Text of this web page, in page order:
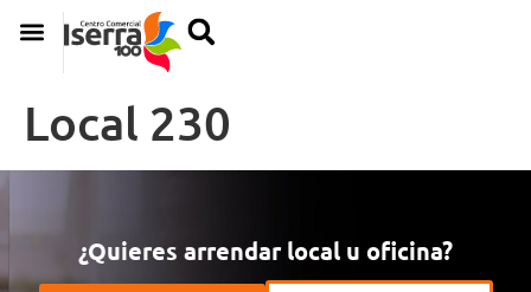
Local 230
¿Quieres arrendar local u oficina?